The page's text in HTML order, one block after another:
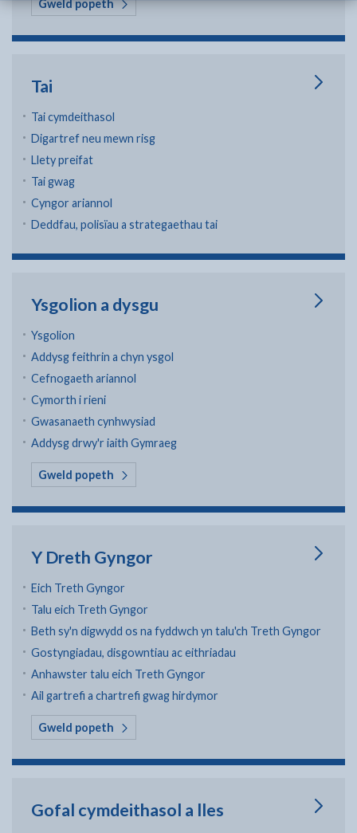
Gweld popethyn Biniau ac ailgylchu
Tai
Tai cymdeithasol
Digartref neu mewn risg
Llety preifat
Tai gwag
Cyngor ariannol
Deddfau, polisïau a strategaethau tai
Ysgolion a dysgu
Ysgolion
Addysg feithrin a chyn ysgol
Cefnogaeth ariannol
Cymorth i rieni
Gwasanaeth cynhwysiad
Addysg drwy'r iaith Gymraeg
Gweld popeth yn Ysgolion a dysgu
Y Dreth Gyngor
Eich Treth Gyngor
Talu eich Treth Gyngor
Beth sy'n digwydd os na fyddwch yn talu'ch Treth Gyngor
Gostyngiadau, disgowntiau ac eithriadau
Anhawster talu eich Treth Gyngor
Ail gartrefi a chartrefi gwag hirdymor
Gweld popeth yn Y Dreth Gyngor
Gofal cymdeithasol a lles